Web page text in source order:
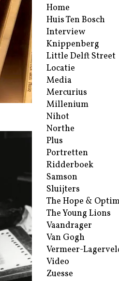
Home
Huis Ten Bosch
Interview
Knippenberg
Little Delft Street
Locatie
Media
Mercurius
Millenium
Nihot
Northe
Plus
Portretten
Ridderboek
Samson
Sluijters
The Hope &
The Young Lions
Vaandrager
Van Gogh
Vermeer-
Video
Zuesse